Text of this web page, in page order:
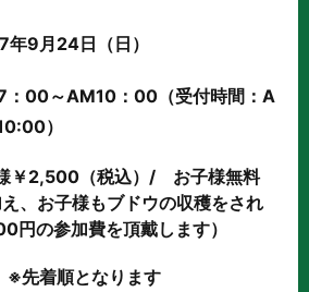
9月24日（日）
00～AM10：00（受付時間：A
）
￥2,500（税込）/ お子様無料
え、お子様もブドウの収穫をされ
円の参加費を頂戴します）
着順となります